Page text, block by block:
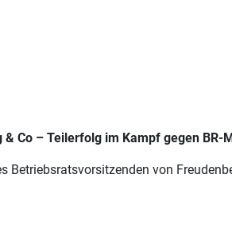
Co – Teilerfolg im Kampf gegen BR-
von